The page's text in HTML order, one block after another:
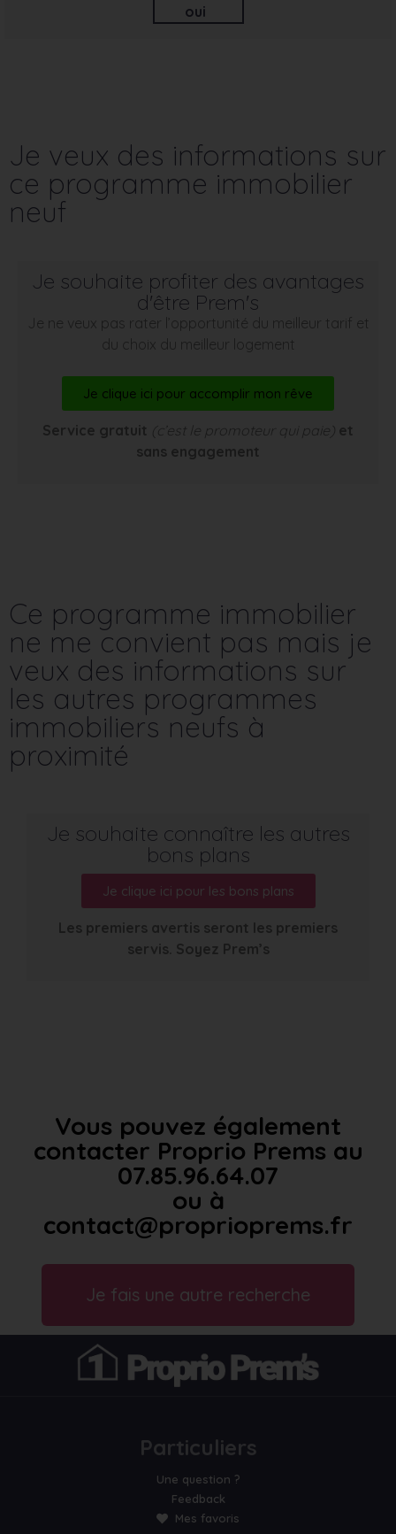
oui
Je veux des informations sur
ce programme immobilier
neuf
Je souhaite profiter des avantages
d'être Prem's
Je ne veux pas rater l’opportunité du meilleur tarif et
du choix du meilleur logement
Je clique ici pour accomplir mon rêve
Service gratuit (c’est le promoteur qui paie) et
sans engagement
Ce programme immobilier
ne me convient pas mais je
veux des informations sur
les autres programmes
immobiliers neufs à
proximité
Je souhaite connaître les autres
bons plans
Je clique ici pour les bons plans
Les premiers avertis seront les premiers
servis. Soyez Prem’s
Vous pouvez également
contacter Proprio Prems au
07.85.96.64.07
ou à
contact@proprioprems.fr
Je fais une autre recherche
Particuliers
Une question ?
Feedback
Mes favoris